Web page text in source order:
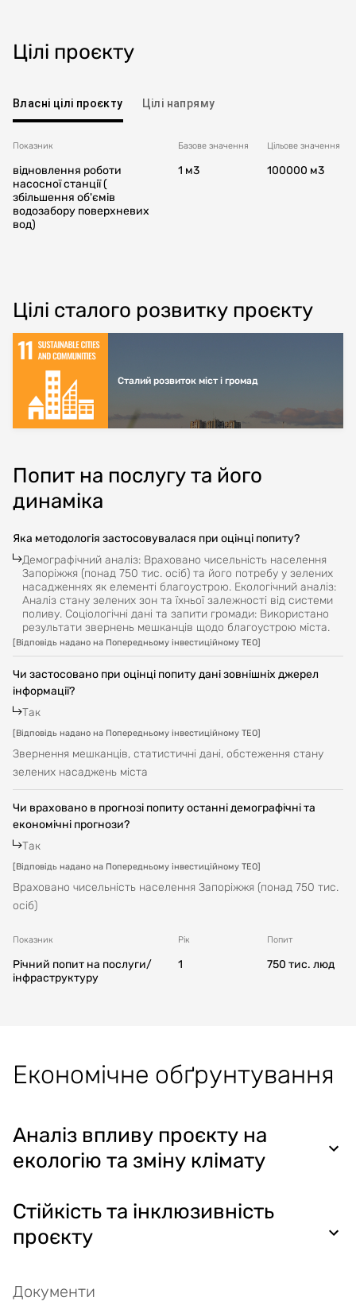
Цілі проєкту
Власні цілі проєкту Цілі напряму
Показник Базове значення Цільовe значення
відновлення роботи
насосної станції (
збільшення об'ємів
водозабору поверхневих
вод)
1 м3 100000 м3
Цілі сталого розвитку проєкту
Сталий розвиток міст і громад
Попит на послугу та його
динаміка
Яка методологія застосовувалася при оцінці попиту?
Демографічний аналіз: Враховано чисельність населення
Запоріжжя (понад 750 тис. осіб) та його потребу у зелених
насадженнях як елементі благоустрою. Екологічний аналіз:
Аналіз стану зелених зон та їхньої залежності від системи
поливу. Соціологічні дані та запити громади: Використано
результати звернень мешканців щодо благоустрою міста.
[Відповідь надано на Попередньому інвестиційному ТЕО]
Чи застосовано при оцінці попиту дані зовнішніх джерел
інформації?
Так
[Відповідь надано на Попередньому інвестиційному ТЕО]
Звернення мешканців, статистичні дані, обстеження стану
зелених насаджень міста
Чи враховано в прогнозі попиту останні демографічні та
економічні прогнози?
Так
[Відповідь надано на Попередньому інвестиційному ТЕО]
Враховано чисельність населення Запоріжжя (понад 750 тис.
осіб)
Показник Рік Попит
Річний попит на послуги/
інфраструктуру
1 750 тис. люд
Економічне обґрунтування
Аналіз впливу проєкту на
екологію та зміну клімату
Стійкість та інклюзивність
проєкту
Документи